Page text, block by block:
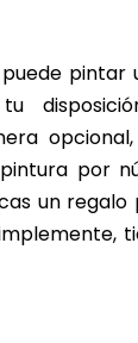
pintar
por
un regalo